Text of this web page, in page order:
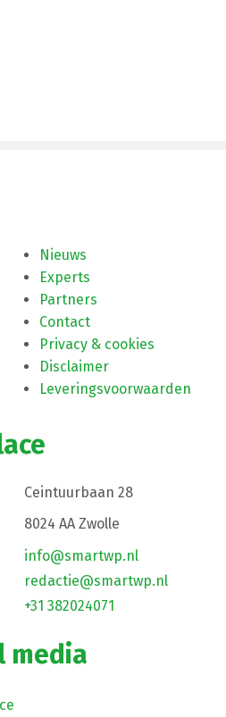
Nieuws
Experts
Partners
Contact
Privacy & cookies
Disclaimer
Leveringsvoorwaarden
Ceintuurbaan 28
8024 AA Zwolle
info@smartwp.nl
redactie@smartwp.nl
+31 382024071
media